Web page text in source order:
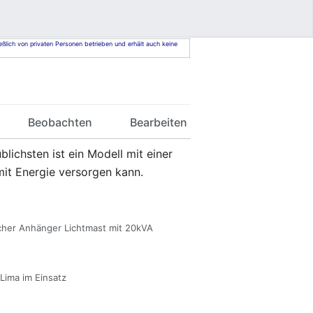
von privaten Personen betrieben und erhält auch keine
Beobachten Bearbeiten
ist ein Modell mit einer
Energie versorgen kann.
Anhänger Lichtmast mit 20kVA
im Einsatz